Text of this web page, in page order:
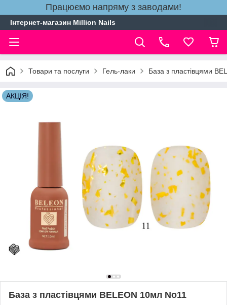
Працюємо напряму з заводами!
Інтернет-магазин Million Nails
Товари та послуги Гель-лаки База з пластівцями
АКЦІЯ!
База з пластівцями BELEON 10мл No11